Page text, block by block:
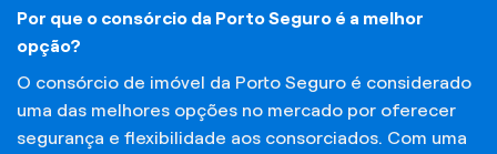
Por que o consórcio da Porto Seguro é a melhor
opção?
O consórcio de imóvel da Porto Seguro é considerado
uma das melhores opções no mercado por oferecer
segurança e flexibilidade aos consorciados. Com uma